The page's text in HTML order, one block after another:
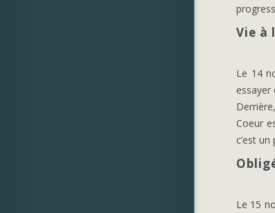
Vie à
Le 14
essayer
Coeur
c’est
Le 15